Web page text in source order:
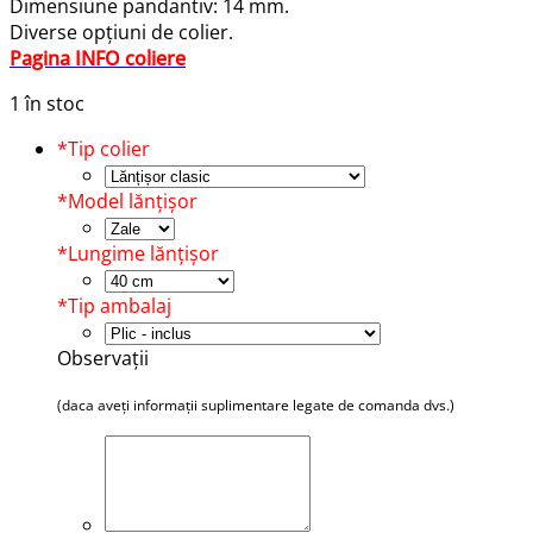
Dimensiune pandantiv: 14 mm.
Diverse opțiuni de colier.
Pagina INFO coliere
1 în stoc
*Tip colier
*Model lănțișor
*Lungime lănțișor
*Tip ambalaj
Observații
(daca aveți informații suplimentare legate de comanda dvs.)